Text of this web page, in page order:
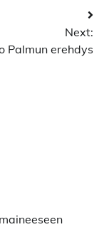
Next:
Palmun erehdys